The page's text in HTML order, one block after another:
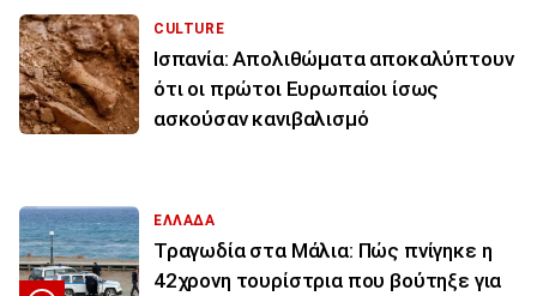
CULTURE
Ισπανία: Απολιθώματα αποκαλύπτουν
ότι οι πρώτοι Ευρωπαίοι ίσως
ασκούσαν κανιβαλισμό
ΕΛΛΑΔΑ
Τραγωδία στα Μάλια: Πώς πνίγηκε η
42χρονη τουρίστρια που βούτηξε για